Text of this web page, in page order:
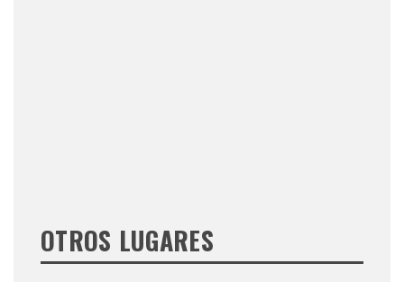
OTROS LUGARES